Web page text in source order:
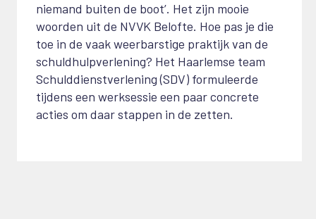
niemand buiten de boot’. Het zijn mooie
woorden uit de NVVK Belofte. Hoe pas je die
toe in de vaak weerbarstige praktijk van de
schuldhulpverlening? Het Haarlemse team
Schulddienstverlening (SDV) formuleerde
tijdens een werksessie een paar concrete
acties om daar stappen in de zetten.